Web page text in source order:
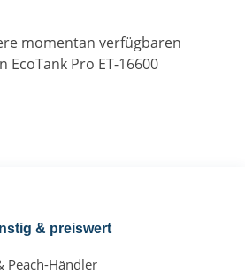
momentan verfügbaren
EcoTank Pro ET-16600
& preiswert
Peach-Händler